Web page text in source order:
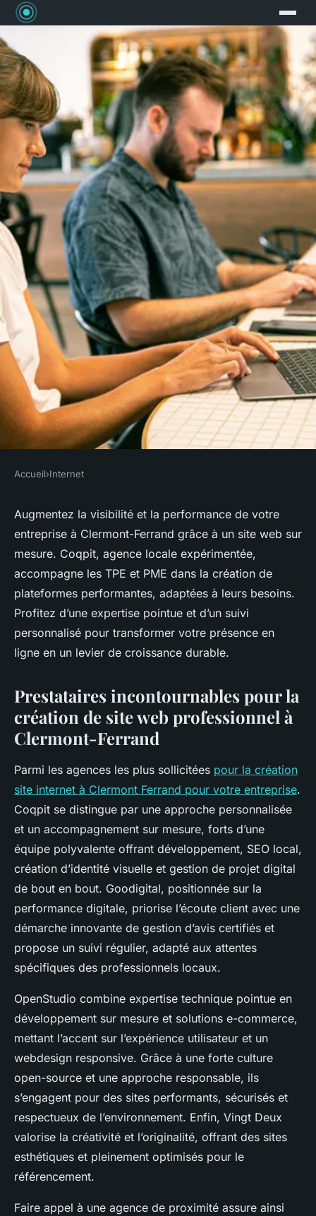
Élevez votre business grâce à
la création de site à clermont-
ferrand
Olivia•20 juillet 2025•5 min de lecture
Accueil›Internet
Augmentez la visibilité et la performance de votre
entreprise à Clermont-Ferrand grâce à un site web sur
mesure. Coqpit, agence locale expérimentée,
accompagne les TPE et PME dans la création de
plateformes performantes, adaptées à leurs besoins.
Profitez d’une expertise pointue et d’un suivi
personnalisé pour transformer votre présence en
ligne en un levier de croissance durable.
Prestataires incontournables pour la
création de site web professionnel à
Clermont-Ferrand
Parmi les agences les plus sollicitées pour la création
site internet à Clermont Ferrand pour votre entreprise.
Coqpit se distingue par une approche personnalisée
et un accompagnement sur mesure, forts d’une
équipe polyvalente offrant développement, SEO local,
création d’identité visuelle et gestion de projet digital
de bout en bout. Goodigital, positionnée sur la
performance digitale, priorise l’écoute client avec une
démarche innovante de gestion d’avis certifiés et
propose un suivi régulier, adapté aux attentes
spécifiques des professionnels locaux.
OpenStudio combine expertise technique pointue en
développement sur mesure et solutions e-commerce,
mettant l’accent sur l’expérience utilisateur et un
webdesign responsive. Grâce à une forte culture
open-source et une approche responsable, ils
s’engagent pour des sites performants, sécurisés et
respectueux de l’environnement. Enfin, Vingt Deux
valorise la créativité et l’originalité, offrant des sites
esthétiques et pleinement optimisés pour le
référencement.
Faire appel à une agence de proximité assure ainsi